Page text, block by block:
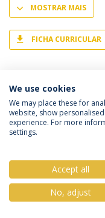
MOSTRAR MAIS
FICHA CURRICULAR
Política de
© 2026
We use cookies
We may place these for
website, show
experience. For more
settings.
Accept all
No, adjust